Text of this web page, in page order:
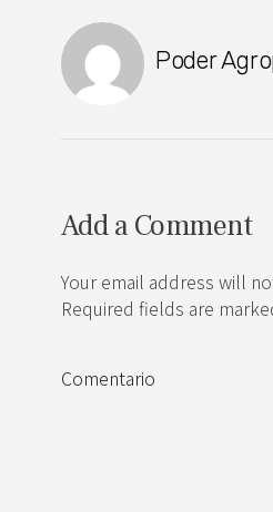
Poder
Add a Comment
Your email address will
Required fields are
Comentario